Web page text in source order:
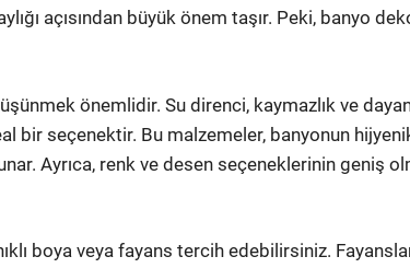
açısından büyük önem taşır. Peki, banyo
önemlidir. Su direnci, kaymazlık ve
bir seçenektir. Bu malzemeler, banyonun
Ayrıca, renk ve desen seçeneklerinin geniş
boya veya fayans tercih edebilirsiniz.